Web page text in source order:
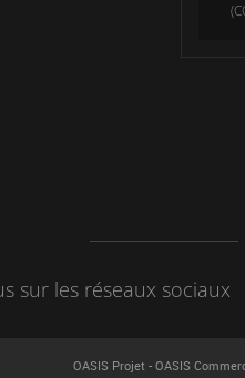
sur les réseaux sociaux
OASIS Projet - OASIS